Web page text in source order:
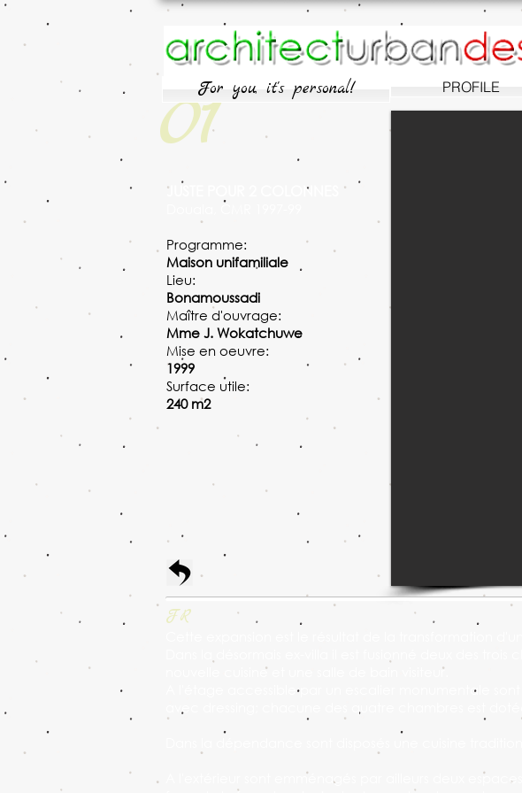
01
JUSTE POUR 2 COLONNES
Programme:
Maison unifamiliale
Lieu:
Bonamoussadi
Maître d'ouvrage:
Mme J. Wokatchuwe
Mise en oeuvre:
1999
Surface utile:
240 m2
PROFILE
For you, it's personal!
FR
nouvelle cuisine et une salle de bain visiteur.
A l'étage accessible par un escalier monumentale
avec dressing; chacune des quatre chambres est
A l'extérieur sont emménagés par ailleurs deux